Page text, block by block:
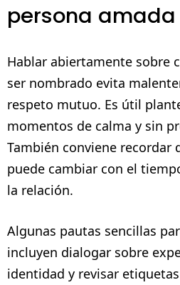
persona amada
Hablar abiertamente sobre
ser nombrado evita
respeto mutuo. Es útil
momentos de calma y sin
También conviene recordar
puede cambiar con el
la relación.
Algunas pautas sencillas
incluyen dialogar sobre
identidad y revisar